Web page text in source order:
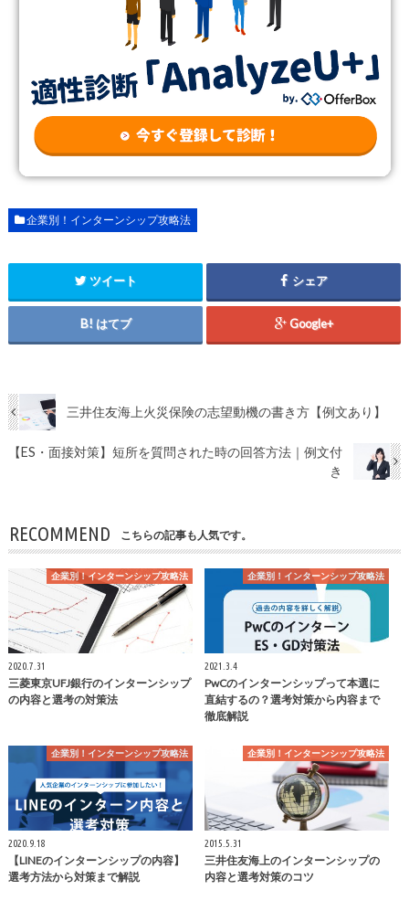
企業別！インターンシップ攻略法
ツイート シェア
はてブ Google+
三井住友海上火災保険の志望動機の書き方【例文あり】
【ES・面接対策】短所を質問された時の回答方法｜例文付
き
RECOMMEND こちらの記事も人気です。
企業別！インターンシップ攻略法
2020.7.31
三菱東京UFJ銀行のインターンシップ
の内容と選考の対策法
企業別！インターンシップ攻略法
2021.3.4
PwCのインターンシップって本選に
直結するの？選考対策から内容まで
徹底解説
企業別！インターンシップ攻略法
2020.9.18
【LINEのインターンシップの内容】
選考方法から対策まで解説
企業別！インターンシップ攻略法
2015.5.31
三井住友海上のインターンシップの
内容と選考対策のコツ